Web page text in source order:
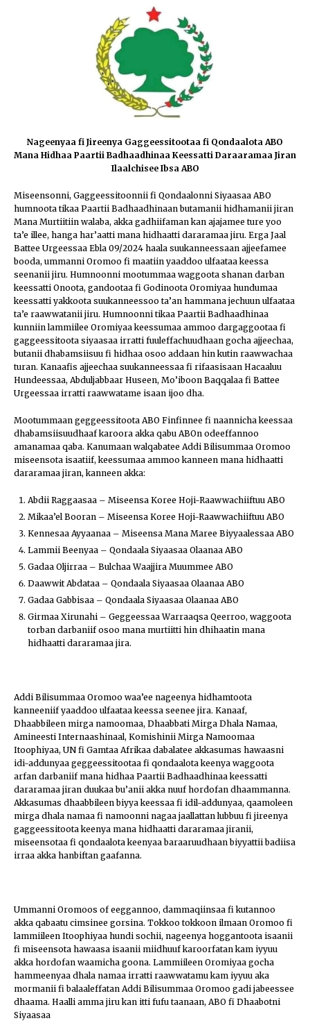
Nageenyaa fi Jireenya Gaggeessitootaa fi Qondaalota ABO
Mana Hidhaa Paartii Badhaadhinaa Keessatti Daraaramaa Jiran
Ilaalchisee Ibsa ABO
Miseensonni, Gaggeessitoonnii fi Qondaalonni Siyaasaa ABO
humnoota tikaa Paartii Badhaadhinaan butamanii hidhamanii jiran
Mana Murtiitiin walaba, akka gadhiifaman kan ajajamee ture yoo
ta’e illee, hanga har’aatti mana hidhaatti dararamaa jiru. Erga Jaal
Battee Urgeessaa Ebla 09/2024 haala suukanneessaan ajjeefamee
booda, ummanni Oromoo fi maatiin yaaddoo ulfaataa keessa
seenanii jiru. Humnoonni mootummaa waggoota shanan darban
keessatti Onoota, gandootaa fi Godinoota Oromiyaa hundumaa
keessatti yakkoota suukanneessoo ta’an hammana jechuun ulfaataa
ta’e raawwatanii jiru. Humnoonni tikaa Paartii Badhaadhinaa
kunniin lammiilee Oromiyaa keessumaa ammoo dargaggootaa fi
gaggeessitoota siyaasaa irratti fuuleffachuudhaan gocha ajjeechaa,
butanii dhabamsiisuu fi hidhaa osoo addaan hin kutin raawwachaa
turan. Kanaafis ajjeechaa suukanneessaa fi rifaasisaan Hacaaluu
Hundeessaa, Abduljabbaar Huseen, Mo’iboon Baqqalaa fi Battee
Urgeessaa irratti raawwatame isaan ijoo dha.
Mootummaan geggeessitoota ABO Finfinnee fi naannicha keessaa
dhabamsiisuudhaaf karoora akka qabu ABOn odeeffannoo
amanamaa qaba. Kanumaan walqabatee Addi Bilisummaa Oromoo
miseensota isaatiif, keessumaa ammoo kanneen mana hidhaatti
dararamaa jiran, kanneen akka:
Abdii Raggaasaa – Miseensa Koree Hoji-Raawwachiiftuu ABO
Mikaa’el Booran – Miseensa Koree Hoji-Raawwachiiftuu ABO
Kennesaa Ayyaanaa – Miseensa Mana Maree Biyyaalessaa ABO
Lammii Beenyaa – Qondaala Siyaasaa Olaanaa ABO
Gadaa Oljirraa – Bulchaa Waajjira Muummee ABO
Daawwit Abdataa – Qondaala Siyaasaa Olaanaa ABO
Gadaa Gabbisaa – Qondaala Siyaasaa Olaanaa ABO
Girmaa Xirunahi – Geggeessaa Warraaqsa Qeerroo, waggoota
torban darbaniif osoo mana murtiitti hin dhihaatin mana
hidhaatti dararamaa jira.
Addi Bilisummaa Oromoo waa’ee nageenya hidhamtoota
kanneeniif yaaddoo ulfaataa keessa seenee jira. Kanaaf,
Dhaabbileen mirga namoomaa, Dhaabbati Mirga Dhala Namaa,
Amineesti Internaashinaal, Komishinii Mirga Namoomaa
Itoophiyaa, UN fi Gamtaa Afrikaa dabalatee akkasumas hawaasni
idi-addunyaa geggeessitootaa fi qondaalota keenya waggoota
arfan darbaniif mana hidhaa Paartii Badhaadhinaa keessatti
dararamaa jiran duukaa bu’anii akka nuuf hordofan dhaammanna.
Akkasumas dhaabbileen biyya keessaa fi idil-addunyaa, qaamoleen
mirga dhala namaa fi namoonni nagaa jaallattan lubbuu fi jireenya
gaggeessitoota keenya mana hidhaatti dararamaa jiranii,
miseensotaa fi qondaalota keenyaa baraaruudhaan biyyattii badiisa
irraa akka hanbiftan gaafanna.
Ummanni Oromoos of eeggannoo, dammaqiinsaa fi kutannoo
akka qabaatu cimsinee gorsina. Tokkoo tokkoon ilmaan Oromoo fi
lammiileen Itoophiyaa hundi sochii, nageenya hoggantoota isaanii
fi miseensota hawaasa isaanii miidhuuf karoorfatan kam iyyuu
akka hordofan waamicha goona. Lammiileen Oromiyaa gocha
hammeenyaa dhala namaa irratti raawwatamu kam iyyuu aka
mormanii fi balaaleffatan Addi Bilisummaa Oromoo gadi jabeessee
dhaama. Haalli amma jiru kan itti fufu taanaan, ABO fi Dhaabotni
Siyaasaa